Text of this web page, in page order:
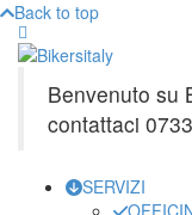
Back to top
Benvenuto su
contattaci
SERVIZI